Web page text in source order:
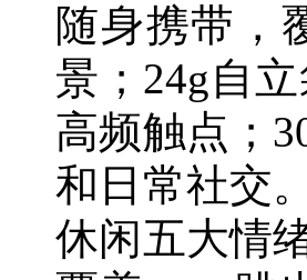
随身携带，
景；24g自
高频触点；
和日常社交
休闲五大情